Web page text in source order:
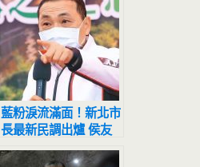
藍粉淚流滿面！新北市
長最新民調出爐 侯友
宜超震撼